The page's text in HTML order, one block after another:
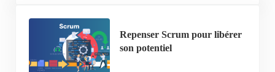
Repenser Scrum pour libérer
son potentiel